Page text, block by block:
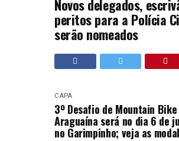
Novos delegados,
peritos para a Polícia
serão nomeados
CAPA
3º Desafio de Mountain
Araguaína será no dia 6 de
no Garimpinho; veja as